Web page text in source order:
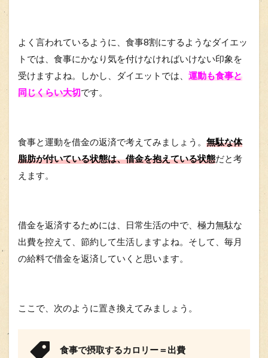
よく言われているように、食事8割にするようなダイエッ
トでは、食事にかなり気を付けなければいけない印象を
受けますよね。しかし、ダイエットでは、 運動も食事と
同じくらい大切です。
食事と運動を借金の返済で考えてみましょう。 無駄な体
脂肪が付いている状態は、借金を抱えている状態だと考
えます。
借金を返済するためには、日常生活の中で、極力無駄な
出費を控えて、節約して生活しますよね。そして、毎月
の給料で借金を返済していくと思います。
ここで、次のように置き換えてみましょう。
食事で摂取するカロリー＝出費